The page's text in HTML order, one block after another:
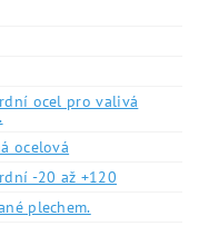
ocel pro valivá
ocelová
-20 až +120
plechem.